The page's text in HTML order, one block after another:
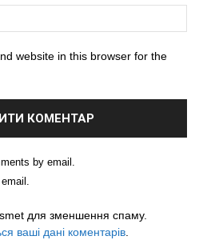
website in this browser for the
by email.
для зменшення спаму.
ваші дані коментарів